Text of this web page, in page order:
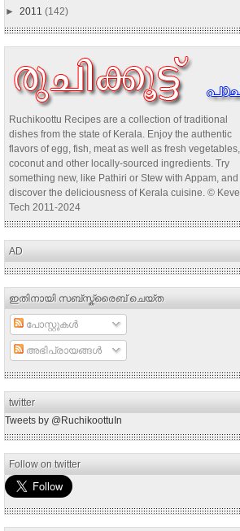
► 2011 (142)
Ruchikoottu Recipes are a collection of traditional
dishes from the state of Kerala. Enjoy the authentic
flavors of egg, fish, meat as well as fresh vegetables,
coconut and other locally-sourced ingredients. Try
something new, like Pathiri or Stew with Appam, and
discover the deliciousness of Kerala cuisine. © Keve
Tech 2011-2024
AD
ഇതിനായി സബ്‌സ്ക്രൈബ് ചെയ്ത
പോസ്റ്റുകള്‍
അഭിപ്രായങ്ങള്‍
twitter
Tweets by @RuchikoottuIn
Follow on twitter